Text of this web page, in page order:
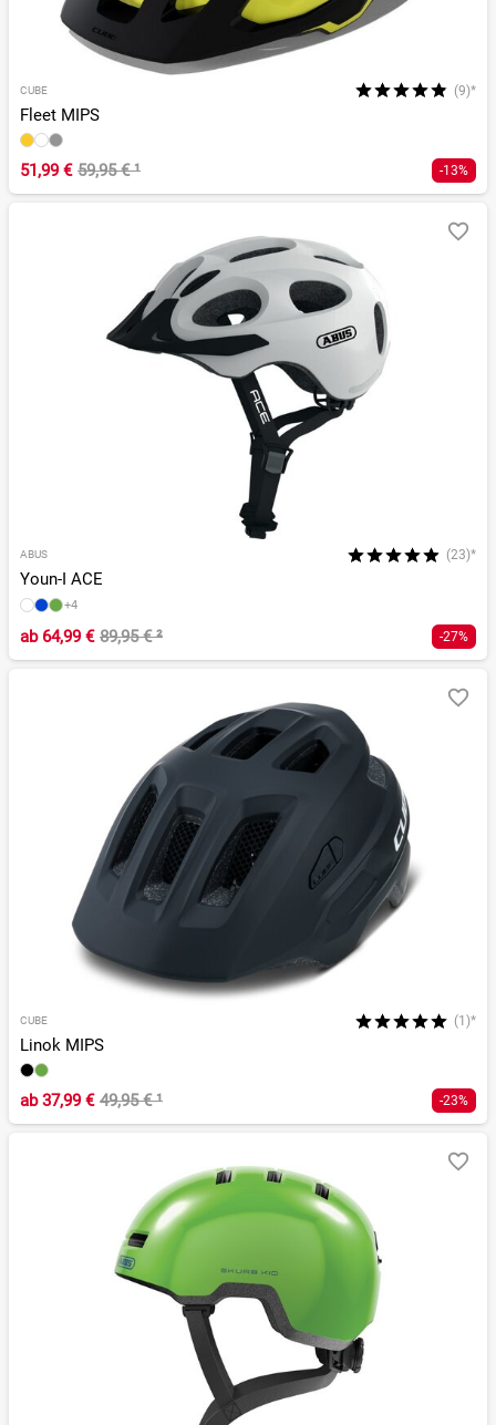
CUBE (9)*
Fleet MIPS
51,99 € 59,95 €¹ -13%
ABUS (23)*
Youn-I ACE
+4
ab64,99 € 89,95 €² -27%
CUBE (1)*
Linok MIPS
ab37,99 € 49,95 €¹ -23%